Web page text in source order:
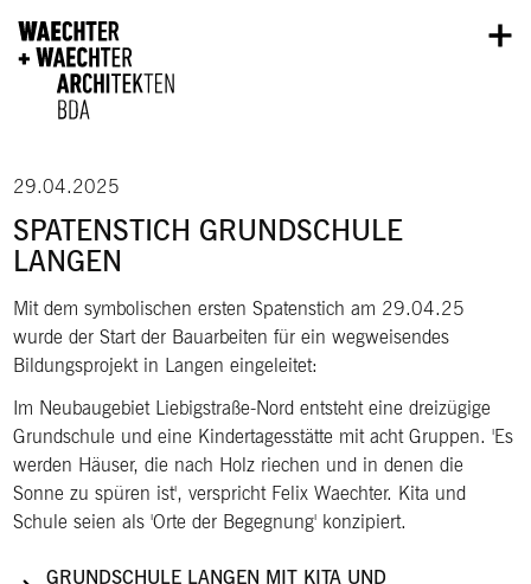
29.04.2025
SPATENSTICH GRUNDSCHULE
LANGEN
Mit dem symbolischen ersten Spatenstich am 29.04.25
wurde der Start der Bauarbeiten für ein wegweisendes
Bildungsprojekt in Langen eingeleitet:
Im Neubaugebiet Liebigstraße-Nord entsteht eine dreizügige
Grundschule und eine Kindertagesstätte mit acht Gruppen. 'Es
werden Häuser, die nach Holz riechen und in denen die
Sonne zu spüren ist', verspricht Felix Waechter. Kita und
Schule seien als 'Orte der Begegnung' konzipiert.
GRUNDSCHULE LANGEN MIT KITA UND